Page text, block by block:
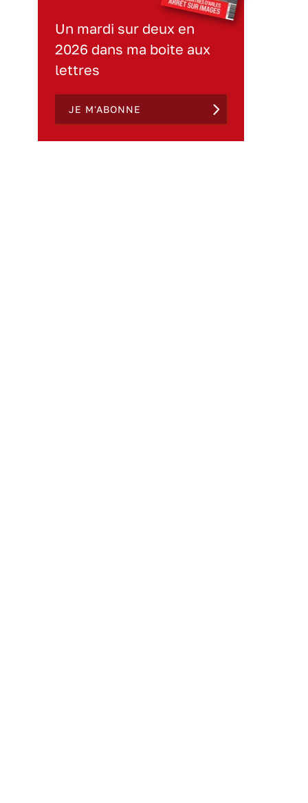
Un mardi sur deux en
2026 dans ma boite aux
lettres
JE M'ABONNE